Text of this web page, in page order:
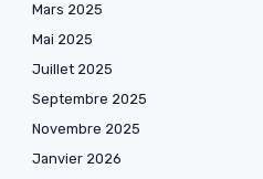
Mars 2025
Mai 2025
Juillet 2025
Septembre 2025
Novembre 2025
Janvier 2026